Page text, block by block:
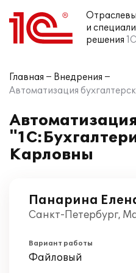
и
решения
Главная
Внедрения
Автоматизация
Карловны
Панарина
Санкт-Петербург,
Вариант работы
Файловый